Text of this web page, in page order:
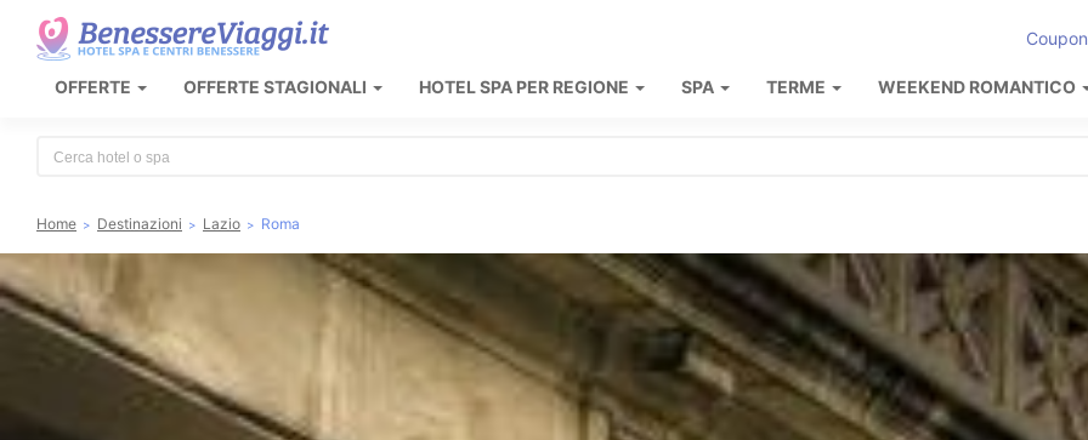
OFFERTE OFFERTE STAGIONALI HOTEL SPA PER REGIONE SPA TERME WEEKEND ROMANTICO
Home Destinazioni Lazio Roma